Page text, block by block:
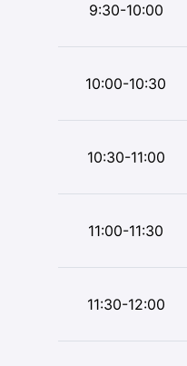
9:30-10:00
10:00-10:30
10:30-11:00
11:00-11:30
11:30-12:00